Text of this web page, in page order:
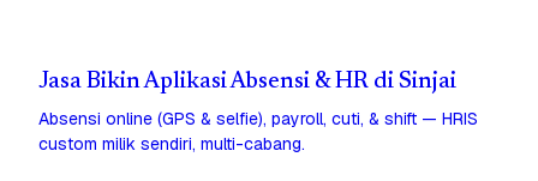
Jasa Bikin Aplikasi Absensi & HR di Sinjai
Absensi online (GPS & selfie), payroll, cuti, & shift — HRIS
custom milik sendiri, multi-cabang.